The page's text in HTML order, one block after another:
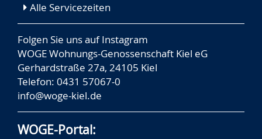
Alle Servicezeiten
Folgen Sie uns aufInstagram
WOGE Wohnungs-Genossenschaft Kiel eG
Gerhardstraße 27a, 24105 Kiel
Telefon: 0431 57067-0
info@woge-kiel.de
WOGE-Portal: